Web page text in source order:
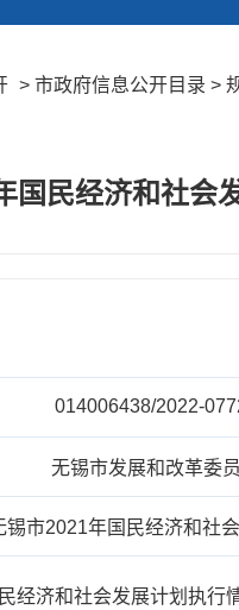
> 市政府信息公开目录 >
国民经济和社会
014006438/2022-
无锡市发展和改革委
锡市2021年国民经济和社
济和社会发展计划执行